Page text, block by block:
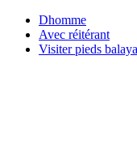
Dhomme
Avec réitérant
Visiter pieds